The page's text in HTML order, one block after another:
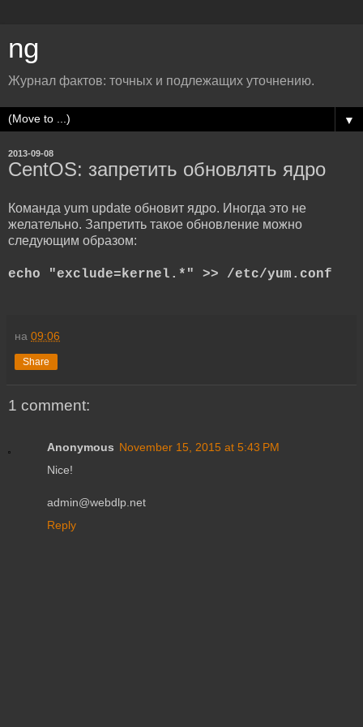
ng
Журнал фактов: точных и подлежащих уточнению.
▼
2013-09-08
CentOS: запретить обновлять ядро
Команда yum update обновит ядро. Иногда это не
желательно. Запретить такое обновление можно
следующим образом:
echo "exclude=kernel.*" >> /etc/yum.conf
на 09:06
Share
1 comment:
Anonymous November 15, 2015 at 5:43 PM
Nice!
admin@webdlp.net
Reply